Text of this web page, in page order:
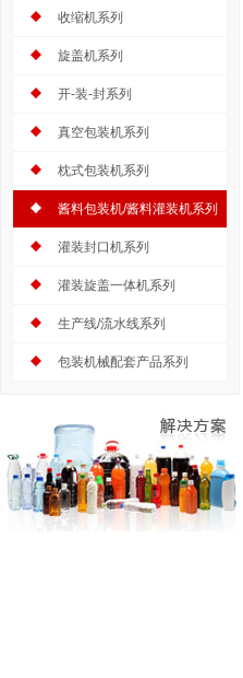
收缩机系列
旋盖机系列
开-装-封系列
真空包装机系列
枕式包装机系列
酱料包装机/酱料灌装机系列
灌装封口机系列
灌装旋盖一体机系列
生产线/流水线系列
包装机械配套产品系列